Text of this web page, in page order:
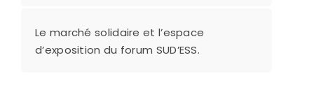
Le marché solidaire et l’espace
d’exposition du forum SUD’ESS.